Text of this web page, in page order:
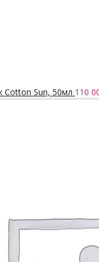
Cotton Sun, 50мл 110